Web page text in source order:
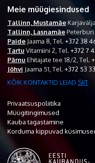
Meie müügiesindused
Tallinn, Mustamäe
Tallinn, LasnamäePeterburi
Paide Jaama 8, Tel. +372 38
Tartu Vitamiini 2, Tel. +372 7
Pärnu Ehitajate tee 18/2, Tel.
Jõhvi Jaama 51, Tel. +372 53
KÕIK KONTAKTID LEIAD SIIT
Privaatsuspoliitika
Müügitingimused
Kauba tagastamine
Korduma kippuvad